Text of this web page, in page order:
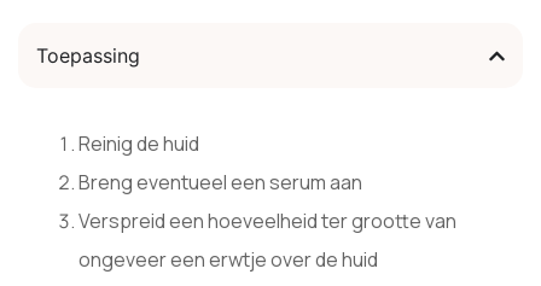
Toepassing
Reinig de huid
Breng eventueel een serum aan
Verspreid een hoeveelheid ter grootte van
ongeveer een erwtje over de huid